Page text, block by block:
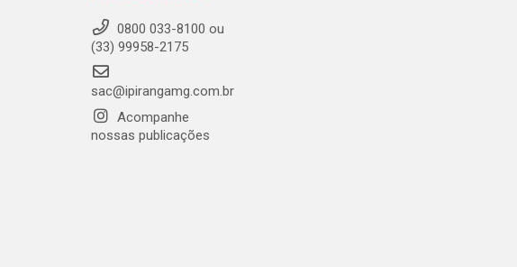
0800 033-8100 ou
(33) 99958-2175
sac@ipirangamg.com.br
Acompanhe
nossas publicações